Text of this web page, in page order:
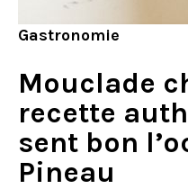
Gastronomie
Mouclade
recette
sent bon
Pineau